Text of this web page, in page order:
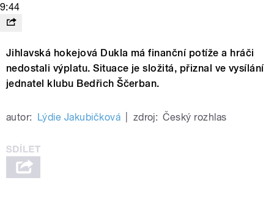
9:44
Jihlavská hokejová Dukla má finanční potíže a hráči
nedostali výplatu. Situace je složitá, přiznal ve vysílání
jednatel klubu Bedřich Ščerban.
autor: Lýdie Jakubičková zdroj: Český rozhlas